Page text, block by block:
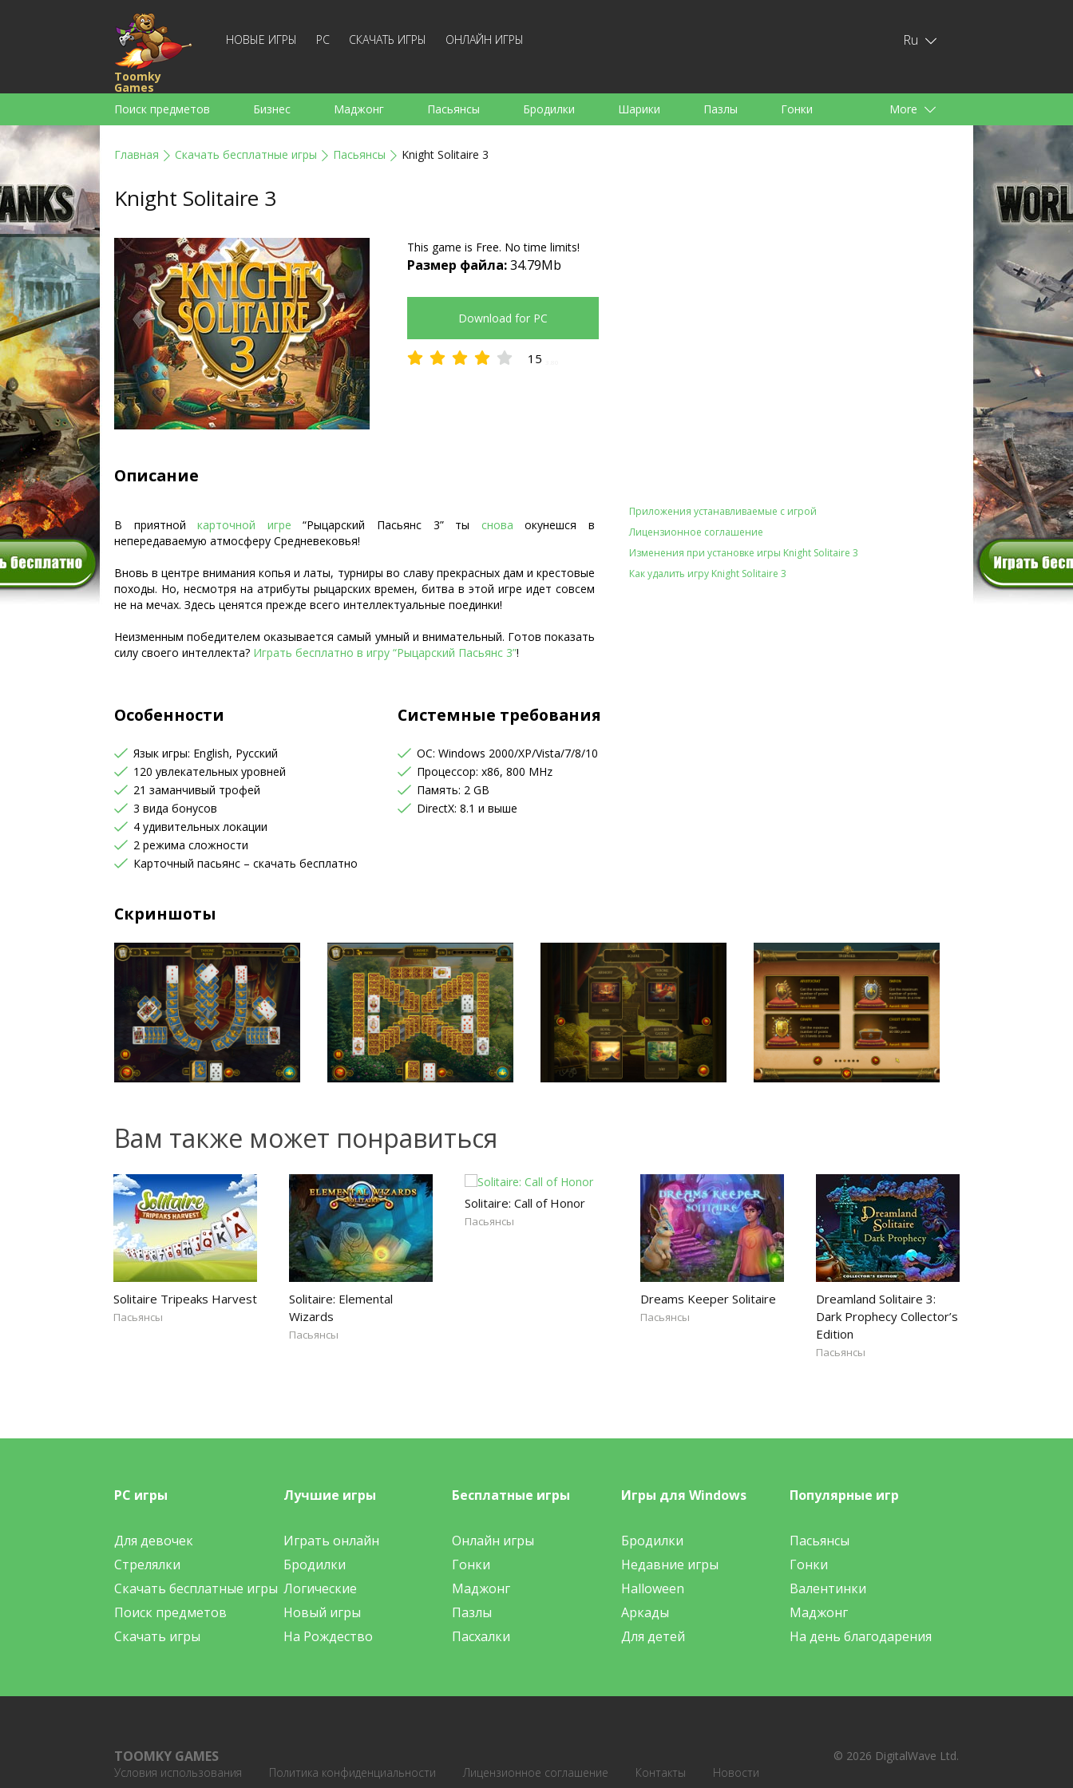
Toomky
Games
НОВЫЕ ИГРЫ PC СКАЧАТЬ ИГРЫ ОНЛАЙН ИГРЫ Ru
Поиск предметов Бизнес Маджонг Пасьянсы Бродилки Шарики Пазлы Гонки
Слова
More
Главная Скачать бесплатные игры Пасьянсы Knight Solitaire 3
Knight Solitaire 3
This game is Free. No time limits!
Размер файла:34.79Mb
Download for PC
15
Описание
В приятнойкарточной игре “Рыцарский Пасьянс 3” ты снова окунешся в
непередаваемую атмосферу Средневековья!
Вновь в центре внимания копья и латы, турниры во славу прекрасных дам и крестовые
походы. Но, несмотря на атрибуты рыцарских времен, битва в этой игре идет совсем
не на мечах. Здесь ценятся прежде всего интеллектуальные поединки!
Неизменным победителем оказывается самый умный и внимательный. Готов показать
силу своего интеллекта? Играть бесплатно в игру “Рыцарский Пасьянс 3”!
Приложения устанавливаемые с игрой
Лицензионное соглашение
Изменения при установке игры Knight Solitaire 3
Как удалить игру Knight Solitaire 3
Особенности
Язык игры: English, Русский
120 увлекательных уровней
21 заманчивый трофей
3 вида бонусов
4 удивительных локации
2 режима сложности
Карточный пасьянс – скачать бесплатно
Системные требования
OC: Windows 2000/XP/Vista/7/8/10
Процессор: x86, 800 MHz
Память: 2 GB
DirectX: 8.1 и выше
Скриншоты
Вам также может понравиться
Solitaire Tripeaks Harvest
Пасьянсы
Solitaire: Elemental
Wizards
Пасьянсы
Solitaire: Call of Honor
Пасьянсы
Dreams Keeper Solitaire
Пасьянсы
Dreamland Solitaire 3:
Dark Prophecy Collector’s
Edition
Пасьянсы
PC игры
Для девочек
Стрелялки
Скачать бесплатные игры
Поиск предметов
Скачать игры
Лучшие игры
Играть онлайн
Бродилки
Логические
Новый игры
На Рождество
Бесплатные игры
Онлайн игры
Гонки
Маджонг
Пазлы
Пасхалки
Игры для Windows
Бродилки
Недавние игры
Halloween
Аркады
Для детей
Популярные игр
Пасьянсы
Гонки
Валентинки
Маджонг
На день благодарения
TOOMKY GAMES
© 2026 DigitalWave Ltd.
Условия использования
Политика конфиденциальности Лицензионное соглашение Контакты Новости